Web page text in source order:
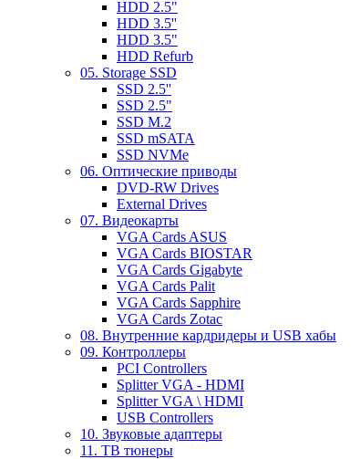
HDD 2.5"
HDD 3.5''
HDD 3.5"
HDD Refurb
05. Storage SSD
SSD 2.5''
SSD 2.5"
SSD M.2
SSD mSATA
SSD NVMe
06. Оптические приводы
DVD-RW Drives
External Drives
07. Видеокарты
VGA Cards ASUS
VGA Cards BIOSTAR
VGA Cards Gigabyte
VGA Cards Palit
VGA Cards Sapphire
VGA Cards Zotac
08. Внутренние кардридеры и USB хабы
09. Контроллеры
PCI Controllers
Splitter VGA - HDMI
Splitter VGA \ HDMI
USB Controllers
10. Звуковые адаптеры
11. ТВ тюнеры